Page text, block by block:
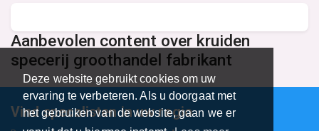
Deze website gebruikt cookies om uw
ervaring te verbeteren. Als u doorgaat met
het gebruiken van de website, gaan we er
Aanbevolen content over kruiden
specerij groothandel fabrikant
Vind specalisten in uw regio